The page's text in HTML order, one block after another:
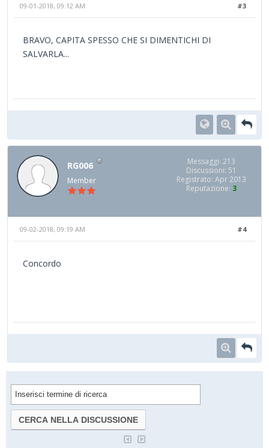
#3
09-01-2018, 09:12 AM
BRAVO, CAPITA SPESSO CHE SI DIMENTICHI DI
SALVARLA...
RG006
Member
Messaggi: 213
Discussioni: 51
Registrato: Apr 2013
Reputazione: 3
#4
09-02-2018, 09:19 AM
Concordo